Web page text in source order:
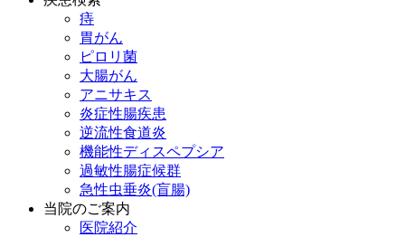
痔
胃がん
ピロリ菌
大腸がん
アニサキス
炎症性腸疾患
逆流性食道炎
機能性ディスペプシア
過敏性腸症候群
急性虫垂炎(盲腸)
当院のご案内
医院紹介